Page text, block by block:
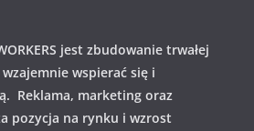
jest zbudowanie trwałej
wspierać się i
Reklama, marketing oraz
pozycja na rynku i wzrost